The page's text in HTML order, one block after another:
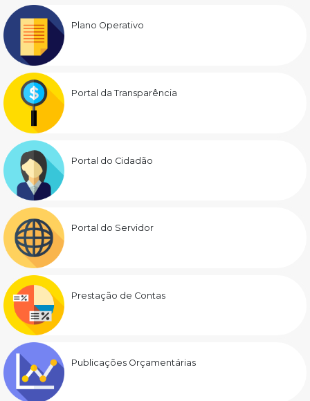
Plano Operativo
Portal da Transparência
Portal do Cidadão
Portal do Servidor
Prestação de Contas
Publicações Orçamentárias